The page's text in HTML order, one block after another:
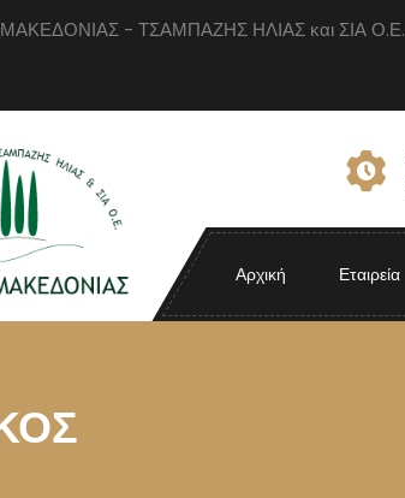
- ΤΣΑΜΠΑΖΗΣ ΗΛΙΑΣ και ΣΙΑ Ο.Ε.
Αρχική Εταιρεία